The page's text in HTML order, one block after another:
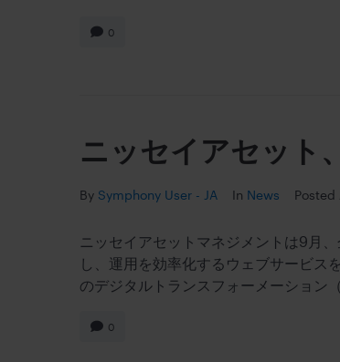
0
ニッセイアセット
By Symphony User - JA In News Posted
ニッセイアセットマネジメントは9月
し、運用を効率化するウェブサービス
のデジタルトランスフォーメーション
0